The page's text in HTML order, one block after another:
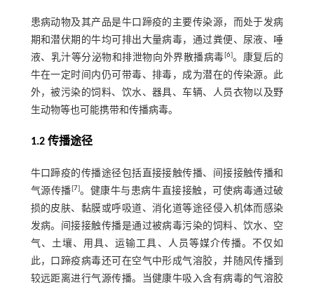
患病动物及其产品是牛口蹄疫的主要传染源，而处于发病
期和潜伏期的牛均可排出大量病毒，通过粪便、尿液、唾
液、乳汁等分泌物和排泄物向外界散播病毒[6]。康复后的
牛在一定时间内仍可带毒、排毒，成为潜在的传染源。此
外，被污染的饲料、饮水、器具、车辆、人员衣物以及野
生动物等也可能携带和传播病毒。
1.2 传播途径
牛口蹄疫的传播途径包括直接接触传播、间接接触传播和
气源传播[7]。健康牛与患病牛直接接触，可使病毒通过破
损的皮肤、黏膜或呼吸道、消化道等途径侵入机体而感染
发病。间接接触传播是通过被病毒污染的饲料、饮水、空
气、土壤、用具、运输工具、人员等媒介传播。不仅如
此，口蹄疫病毒还可在空气中形成气溶胶，并随风传播到
较远距离进行气源传播。当健康牛吸入含有病毒的气溶胶